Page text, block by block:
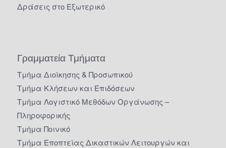
Δράσεις στο Εξωτερικό
Γραμματεία Τμήματα
Τμήμα Διοίκησης & Προσωπικού
Τμήμα Κλήσεων και Επιδόσεων
Τμήμα Λογιστικό Μεθόδων Οργάνωσης –
Πληροφορικής
Τμήμα Ποινικό
Τμήμα Εποπτείας Δικαστικών Λειτουργών και